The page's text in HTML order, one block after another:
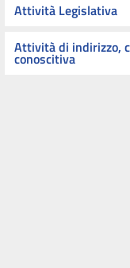
Attività Legislativa
Attività di indirizzo,
conoscitiva